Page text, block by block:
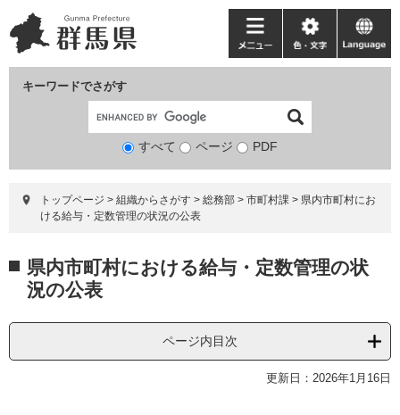
ー
ジ
ニ
ュ
て
キーワードでさがす
検
象
すべて ページ PDF
メ
ニ
ー
色・
文
language
トップページ > 組織からさがす > 総務部 > 市町村課 > 県内市町村にお
ける給与・定数管理の状況の公表
文
県内市町村における給与・定数管理の状
況の公表
ページ内目次
更新日：2026年1月16日